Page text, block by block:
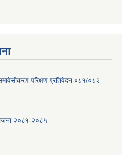
परिक्षण प्रतिवेदन ०८१/०८२
२०८१-२०८५